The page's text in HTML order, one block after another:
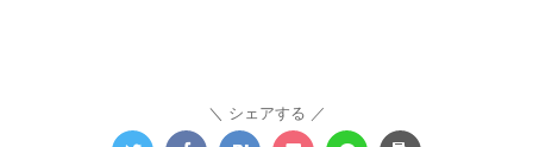
シェアする